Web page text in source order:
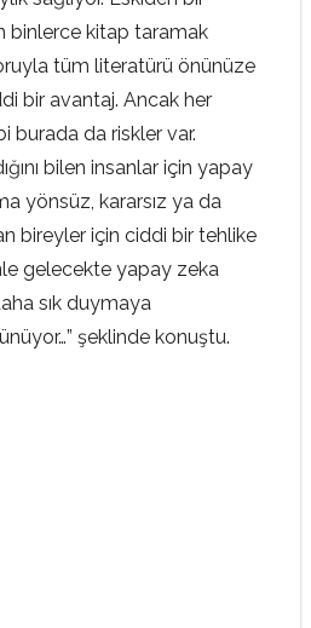
binlerce kitap taramak
tüm literatürü önünüze
bir avantaj. Ancak her
burada da riskler var.
bilen insanlar için yapay
yönsüz, kararsız ya da
bireyler için ciddi bir tehlike
gelecekte yapay zeka
sık duymaya
şeklinde konuştu.